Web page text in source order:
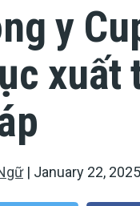
y
xuất
| January 22, 2025